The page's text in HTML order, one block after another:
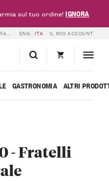
ENG ITA IL MIO ACCOUNT
GASTRONOMIA ALTRI
- Fratelli
sul tuo ordine!IGNORA